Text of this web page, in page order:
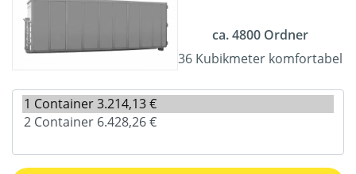
ca. 4800 Ordner
36 Kubikmeter komfortabel